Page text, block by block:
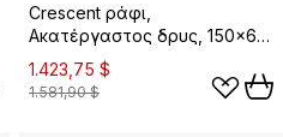
Crescent ράφι,
Ακατέργαστος δρυς, 150x60
εκ.
1.423,75 $
1.581,90 $